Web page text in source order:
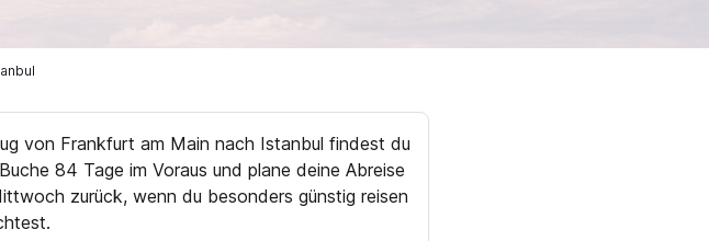
von Frankfurt am Main nach Istanbul findest du
84 Tage im Voraus und plane deine Abreise
zurück, wenn du besonders günstig reisen